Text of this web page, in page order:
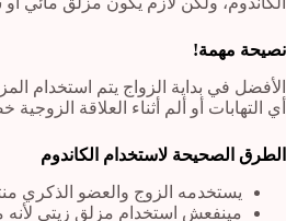
نصيحة مهمة!
الأفضل في بداية الزواج يتم استخدام
أي التهابات أو ألم أثناء العلاقة
الطرق الصحيحة لاستخدام الكاندوم
يستخدمه الزوج والعضو الذكري
مينفعش استخدام مزلق زيتي لأنه